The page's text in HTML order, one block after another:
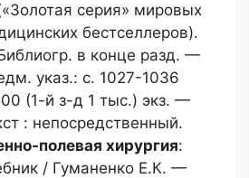
серия» мировых
бестселлеров).
в конце разд. —
указ.: с. 1027-1036
(1-й з-д 1 тыс.) экз. —
: непосредственный.
полевая хирургия:
/ Гуманенко Е.К. —